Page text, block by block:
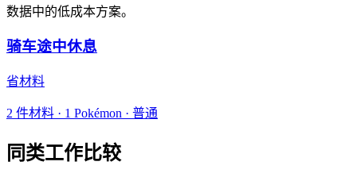
数据中的低成本方案。
骑车途中休息
省材料
2 件材料 · 1 Pokémon · 普通
同类工作比较